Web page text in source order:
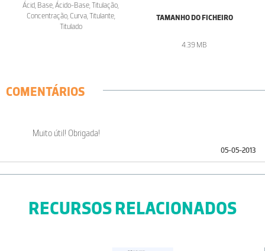
Ácid, Base, Ácido-Base, Titulação,
Concentração, Curva, Titulante,
Titulado
TAMANHO DO FICHEIRO
4.39 MB
COMENTÁRIOS
Muito útil! Obrigada!
05-05-2013
RECURSOS RELACIONADOS